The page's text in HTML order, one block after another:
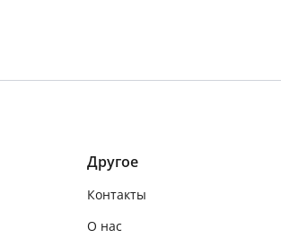
Другое
Контакты
О нас